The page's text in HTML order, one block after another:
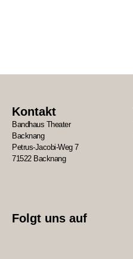
Kontakt
Bandhaus Theater
Backnang
Petrus-Jacobi-Weg 7
71522 Backnang
Folgt uns auf